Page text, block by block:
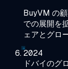
BuyVM の
での展開を
ェアとグロ
2024
ドバイのグ